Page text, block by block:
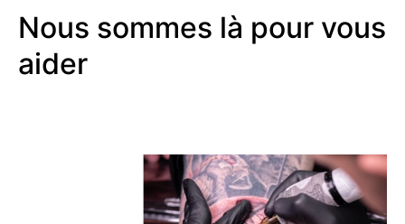
Nous sommes là pour vous
aider